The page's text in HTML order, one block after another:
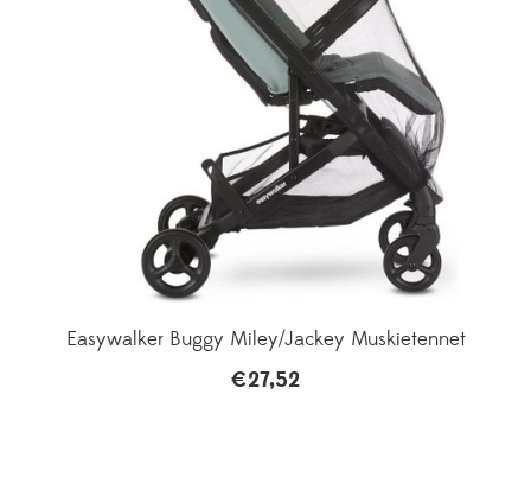
Easywalker Buggy Miley/Jackey Muskietennet
€27,52